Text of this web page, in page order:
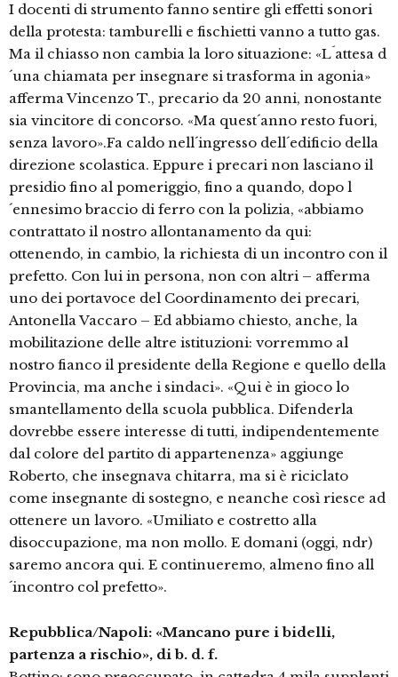
I docenti di strumento fanno sentire gli effetti sonori
della protesta: tamburelli e fischietti vanno a tutto gas.
Ma il chiasso non cambia la loro situazione: «L´attesa d
´una chiamata per insegnare si trasforma in agonia»
afferma Vincenzo T., precario da 20 anni, nonostante
sia vincitore di concorso. «Ma quest´anno resto fuori,
senza lavoro».Fa caldo nell´ingresso dell´edificio della
direzione scolastica. Eppure i precari non lasciano il
presidio fino al pomeriggio, fino a quando, dopo l
´ennesimo braccio di ferro con la polizia, «abbiamo
contrattato il nostro allontanamento da qui:
ottenendo, in cambio, la richiesta di un incontro con il
prefetto. Con lui in persona, non con altri – afferma
uno dei portavoce del Coordinamento dei precari,
Antonella Vaccaro – Ed abbiamo chiesto, anche, la
mobilitazione delle altre istituzioni: vorremmo al
nostro fianco il presidente della Regione e quello della
Provincia, ma anche i sindaci». «Qui è in gioco lo
smantellamento della scuola pubblica. Difenderla
dovrebbe essere interesse di tutti, indipendentemente
dal colore del partito di appartenenza» aggiunge
Roberto, che insegnava chitarra, ma si è riciclato
come insegnante di sostegno, e neanche così riesce ad
ottenere un lavoro. «Umiliato e costretto alla
disoccupazione, ma non mollo. E domani (oggi, ndr)
saremo ancora qui. E continueremo, almeno fino all
´incontro col prefetto».
Repubblica/Napoli: «Mancano pure i bidelli,
partenza a rischio», di b. d. f.